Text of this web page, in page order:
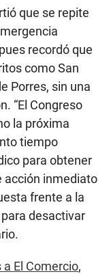
que se repite
recordó que
como San
Porres, sin una
“El Congreso
la próxima
tiempo
para obtener
acción inmediato
frente a la
desactivar
El Comercio,